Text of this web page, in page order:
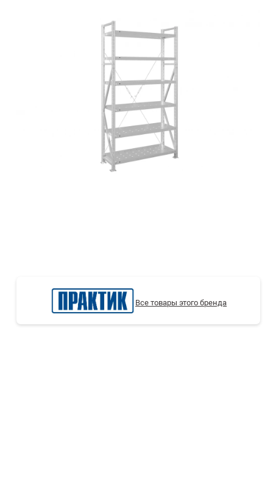
ВЕРСТАКИ
ПЛАТФОРМЕННЫЕ ТЕЛЕЖКИ
МЕДИЦИНСКАЯ МЕБЕЛЬ
ОФИСНАЯ МЕБЕЛЬ
ОФИСНЫЕ КРЕСЛА
Все товары этого бренда